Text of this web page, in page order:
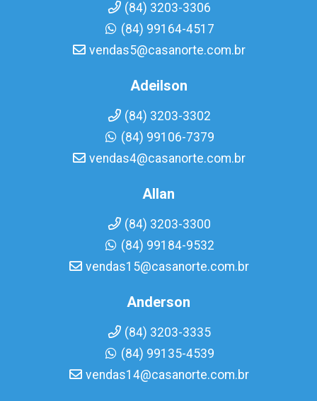
(84) 3203-3306
(84) 99164-4517
vendas5@casanorte.com.br
Adeilson
(84) 3203-3302
(84) 99106-7379
vendas4@casanorte.com.br
Allan
(84) 3203-3300
(84) 99184-9532
vendas15@casanorte.com.br
Anderson
(84) 3203-3335
(84) 99135-4539
vendas14@casanorte.com.br